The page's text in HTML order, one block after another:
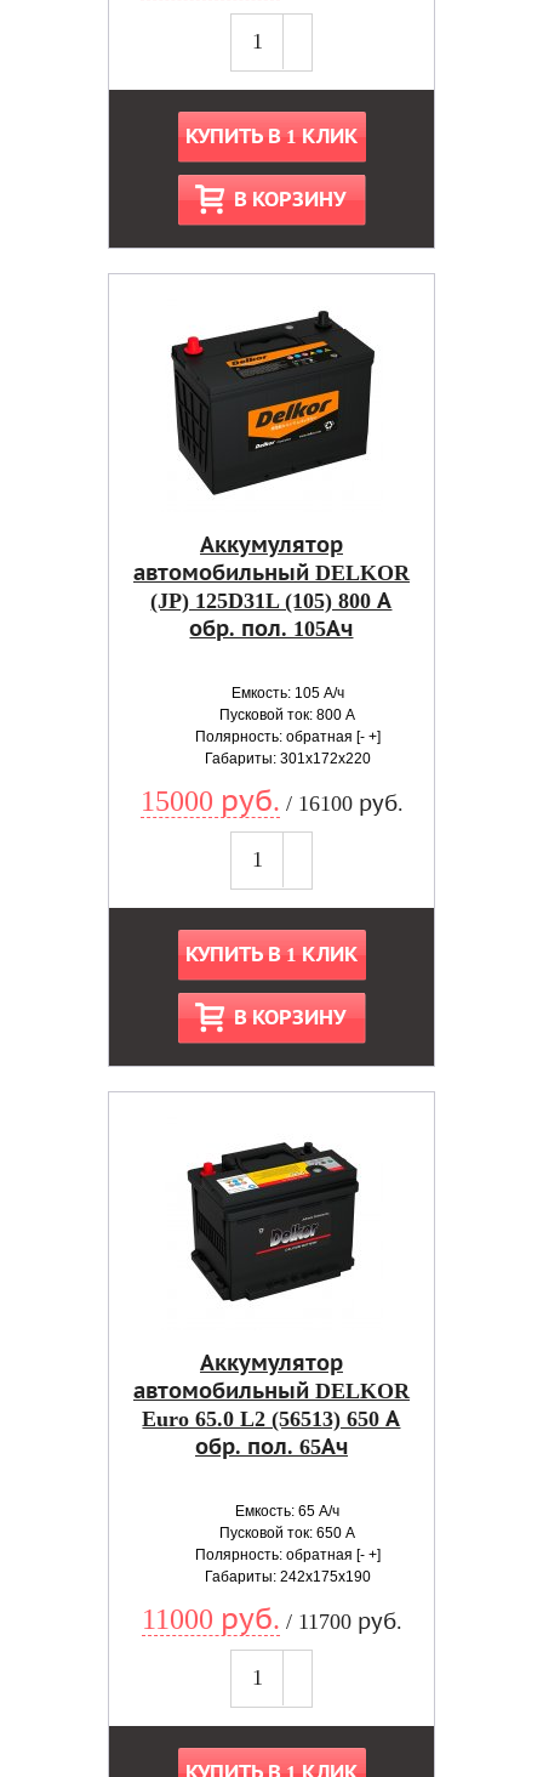
КУПИТЬ В 1 КЛИК
В КОРЗИНУ
Аккумулятор
автомобильный DELKOR
(JP) 125D31L (105) 800 А
обр. пол. 105Ач
Емкость: 105 А/ч
Пусковой ток: 800 А
Полярность: обратная [- +]
Габариты: 301x172x220
15000 руб. / 16100 руб.
КУПИТЬ В 1 КЛИК
В КОРЗИНУ
Аккумулятор
автомобильный DELKOR
Euro 65.0 L2 (56513) 650 А
обр. пол. 65Ач
Емкость: 65 А/ч
Пусковой ток: 650 А
Полярность: обратная [- +]
Габариты: 242x175x190
11000 руб. / 11700 руб.